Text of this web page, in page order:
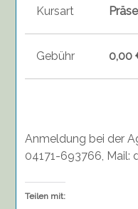
Kursart
Gebühr 0,00
Anmeldung bei der
04171-693766, Mail:
Teilen mit: